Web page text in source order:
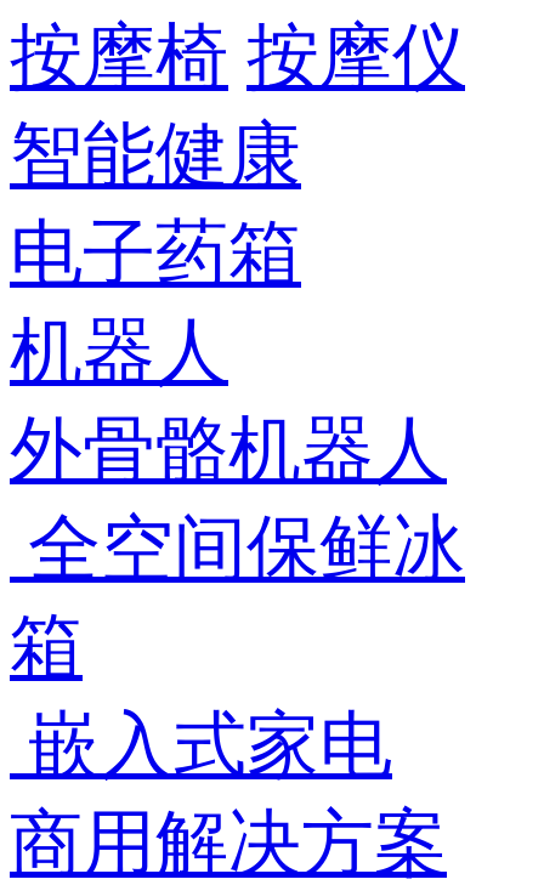
按摩椅 按摩仪
智能健康
电子药箱
机器人
外骨骼机器人
全空间保鲜冰
箱
嵌入式家电
商用解决方案